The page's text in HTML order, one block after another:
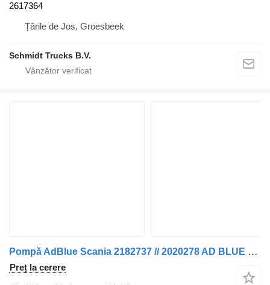
2617364
Țările de Jos, Groesbeek
Schmidt Trucks B.V.
Pompă AdBlue Scania 2182737 // 2020278 AD BLUE POMP P 320 EURO 6 pentru camion
Preț la cerere